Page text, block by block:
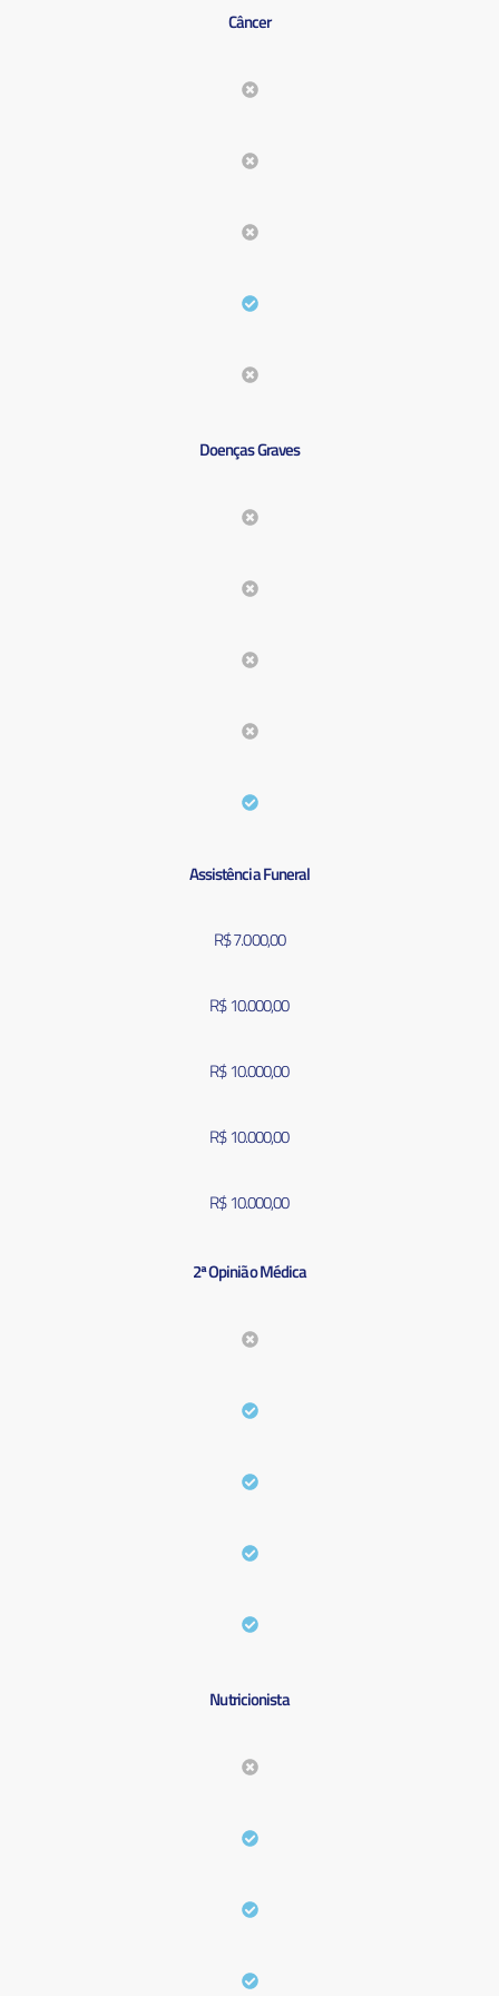
Câncer
Doenças Graves
Assistência Funeral
R$ 7.000,00
R$ 10.000,00
R$ 10.000,00
R$ 10.000,00
R$ 10.000,00
2ª Opinião Médica
Nutricionista